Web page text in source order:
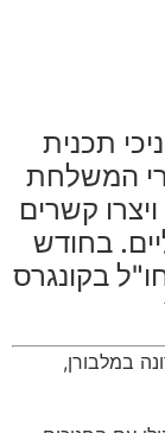
תכנית
המשלחת
קשרים
בחודש
בקונגרס
במלבורן,